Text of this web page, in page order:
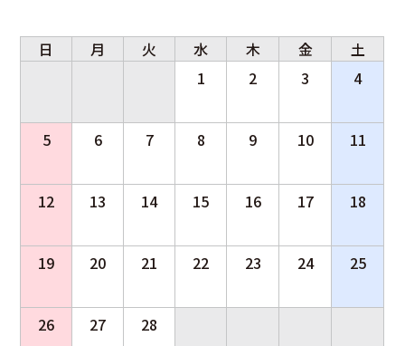
日 月 火 水 木 金
土
1
2 3 4
5 6 7 8 9 10 11
12 13 14 15 16 17 18
19 20 21 22 23 24 25
26 27 28